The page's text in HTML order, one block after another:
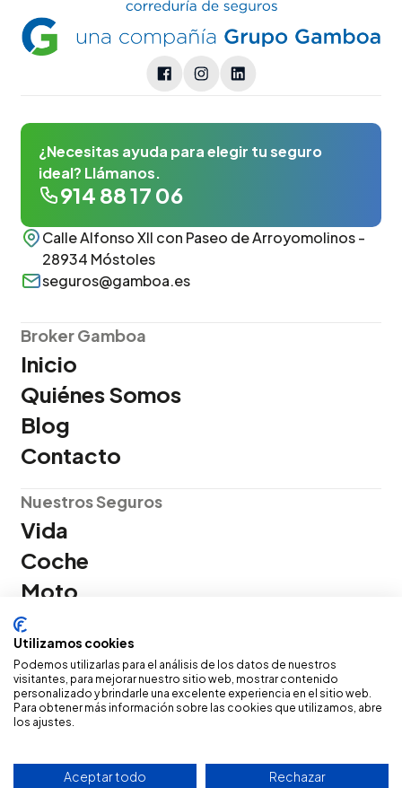
¿Necesitas ayuda para elegir tu seguro
ideal? Llámanos.
914 88 17 06
Calle Alfonso XII con Paseo de Arroyomolinos -
28934 Móstoles
seguros@gamboa.es
Broker Gamboa
Inicio
Quiénes Somos
Blog
Contacto
Nuestros Seguros
Vida
Coche
Moto
Salud
Hogar
Política de privacidad
Política de cookies
Servicio atención cliente
Canal Ético Gamboa
Utilizamos cookies
Podemos utilizarlas para el análisis de los datos de nuestros
visitantes, para mejorar nuestro sitio web, mostrar contenido
personalizado y brindarle una excelente experiencia en el sitio web.
Para obtener más información sobre las cookies que utilizamos, abre
los ajustes.
Aceptar todo Rechazar